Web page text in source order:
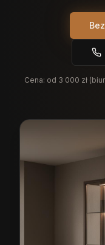
Cena: od 3 000 zł